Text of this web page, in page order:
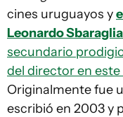
cines uruguayos y
Leonardo Sbaraglia
secundario
del director en
Originalmente fue
escribió en 2003 y